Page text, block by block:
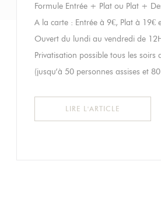
Formule Entrée + Plat ou Plat +
A la carte : Entrée à 9€, Plat à 19€
Ouvert du lundi au vendredi de
Privatisation possible tous les
(jusqu’à 50 personnes assises et
LIRE L'ARTICLE